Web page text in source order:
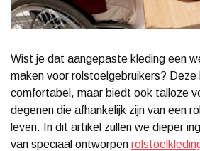
Wist je dat aangepaste kleding een
maken voor rolstoelgebruikers? Deze
comfortabel, maar biedt ook talloze
degenen die afhankelijk zijn van een
leven. In dit artikel zullen we dieper
van speciaal ontworpen